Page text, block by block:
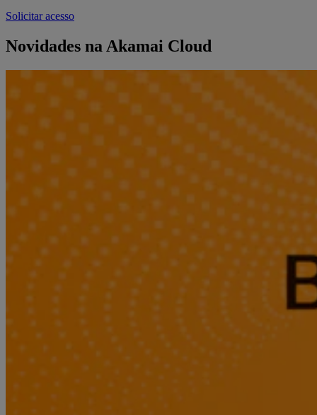
Solicitar acesso
Novidades na Akamai Cloud